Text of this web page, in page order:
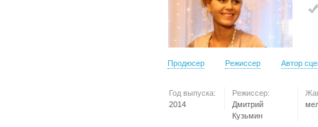
Продюсер Режиссер Автор
Год выпуска:
2014
Режиссер:
Дмитрий
Кузьмин